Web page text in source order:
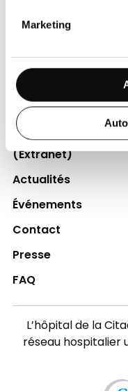
Marketing
Espace Patient
Professionnels de
Jobs
Accès
(Extranet)
Actualités
Événements
Contact
Presse
FAQ
L’hôpital de la
réseau hospitalier